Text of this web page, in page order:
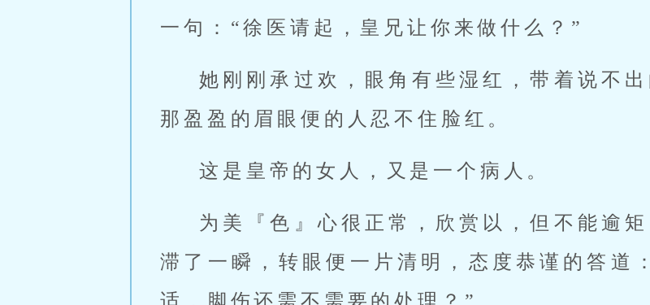
一句：“徐医请起，皇兄让你来做什么？”
她刚刚承过欢，眼角有些湿红，带着说不
那盈盈的眉眼便的人忍不住脸红。
这是皇帝的女人，又是一个病人。
为美『色』心很正常，欣赏以，但不能逾
滞了一瞬，转眼便一片清明，态度恭谨的答道